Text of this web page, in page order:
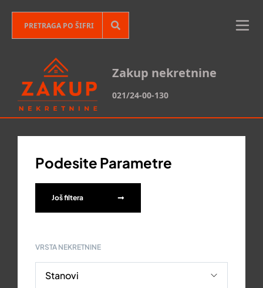
Zakup nekretnine
021/24-00-130
Podesite Parametre
Još filtera
VRSTA NEKRETNINE